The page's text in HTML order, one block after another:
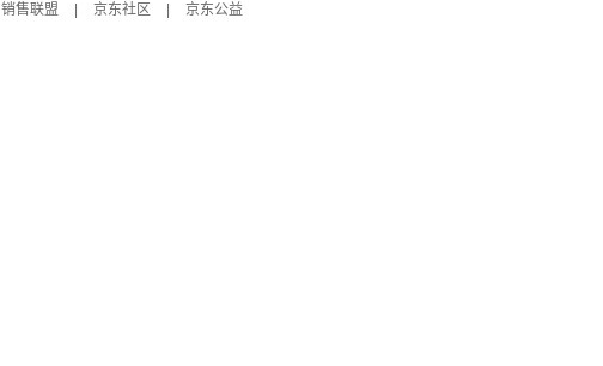
销售联盟 京东社区
京东公益